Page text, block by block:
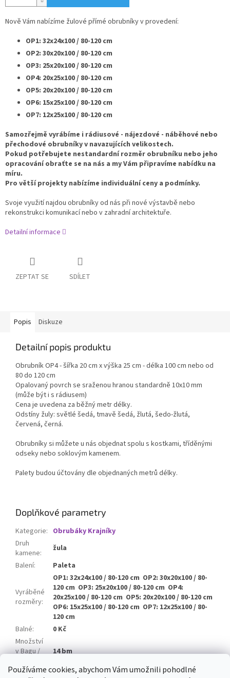
Používáme cookies, abychom Vám umožnili pohodlné
Nově Vám nabízíme žulové přímé obrubníky v provedení:
OP1: 32x24x100 / 80-120 cm
OP2: 30x20x100 / 80-120 cm
OP3: 25x20x100 / 80-120 cm
OP4: 20x25x100 / 80-120 cm
OP5: 20x20x100 / 80-120 cm
OP6: 15x25x100 / 80-120 cm
OP7: 12x25x100 / 80-120 cm
Samozřejmě vyrábíme i rádiusové - nájezdové - náběhové nebo
přechodové obrubníky v navazujících velikostech.
Pokud potřebujete nestandardní rozměr obrubníku nebo jeho
opracování obraťte se na nás a my Vám připravíme nabídku na
míru.
Pro větší projekty nabízíme individuální ceny a podmínky.
Svoje využití najdou obrubníky od nás při nové výstavbě nebo
rekonstrukci komunikací nebo v zahradní architektuře.
Detailní informace
ZEPTAT SE SDÍLET
Popis Diskuze
Detailní popis produktu
Obrubník OP4 - šířka 20 cm x výška 25 cm - délka 100 cm nebo od
80 do 120 cm
Opalovaný povrch se sraženou hranou standardně 10x10 mm
(může být i s rádiusem)
Cena je uvedena za běžný metr délky.
Odstíny žuly: světlé šedá, tmavě šedá, žlutá, šedo-žlutá,
červená, černá.
Obrubníky si můžete u nás objednat spolu s kostkami, tříděnými
odseky nebo soklovým kamenem.
Palety budou účtovány dle objednaných metrů délky.
Doplňkové parametry
Kategorie: Obrubáky Krajníky
Druh
kamene:
žula
Balení: Paleta
Vyráběné
rozměry:
OP1: 32x24x100 / 80-120 cm OP2: 30x20x100 / 80-
120 cm OP3: 25x20x100 / 80-120 cm OP4:
20x25x100 / 80-120 cm OP5: 20x20x100 / 80-120 cm
OP6: 15x25x100 / 80-120 cm OP7: 12x25x100 / 80-
120 cm
Balné:
0 Kč
Množství
v Bagu /
14 bm